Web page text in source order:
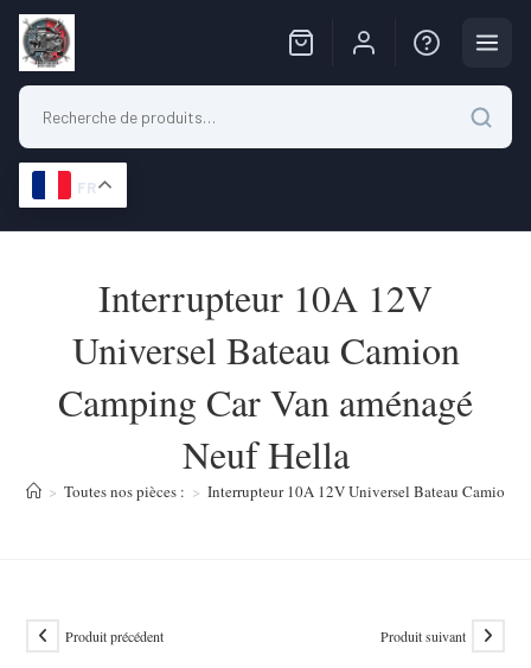
FR
Interrupteur 10A 12V
Universel Bateau Camion
Camping Car Van aménagé
Neuf Hella
> Toutes nos pièces : > Interrupteur 10A 12V Universel Bateau Camion
Produit précédent Produit suivant